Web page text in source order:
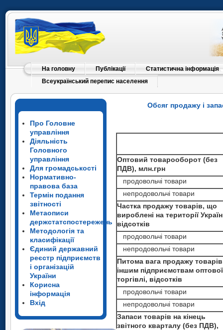
На головну Публікації
Статистична інформація
Всеукраїнський перепис населення
Про Головне
управління
Діяльність
Головного
управління
Для громадськості
Нормативно-
правова база
Термін подання
звітності
Метаописи
держстатспостережень
Методологія та
класифікації
Єдиний державний
реєстр підприємств
і організацій
України
Корисна
інформація
Вхід
Обсяг продажу і
Оптовий товарооборот (без
ПДВ), млн.грн
продовольчі товари
непродовольчі товари
Частка продажу товарів, що
вироблені на території
відсотків
продовольчі товари
непродовольчі товари
Питома вага продажу товарів
іншим підприємствам оптової
торгівлі, відсотків
продовольчі товари
непродовольчі товари
Запаси товарів на кінець
звітного кварталу (без ПДВ),